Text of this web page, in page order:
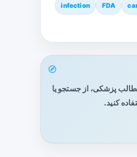
FDA
infection
پزشکی، از جستجو یا
کنید.